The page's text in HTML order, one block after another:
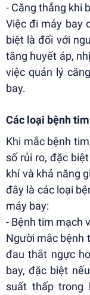
- Căng thẳng khi
Việc đi máy bay
biệt là đối với
tăng huyết áp,
việc quản lý
bay.
Các loại bệnh
Khi mắc bệnh
số rủi ro, đặc
khí và khả năng
đây là các loại
máy bay:
- Bệnh tim mạch
Người mắc bệnh
đau thắt ngực
bay, đặc biệt
suất thấp trong